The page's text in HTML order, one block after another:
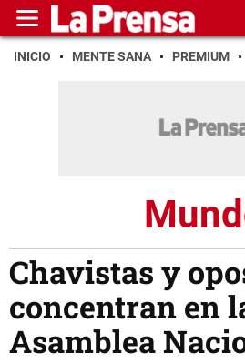
INICIO MENTE SANA PREMIUM
Chavistas y
concentran en
Asamblea